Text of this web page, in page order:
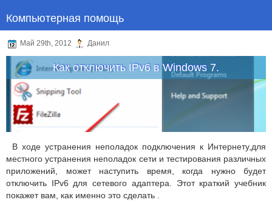
Компьютерная помощь
Май 29th, 2012 Данил
Как отключить IPv6 в Windows 7.
В ходе устранения неполадок подключения к Интернету,для
местного устранения неполадок сети и тестирования различных
приложений, может наступить время, когда нужно будет
отключить IPv6 для сетевого адаптера. Этот краткий учебник
покажет вам, как именно это сделать .